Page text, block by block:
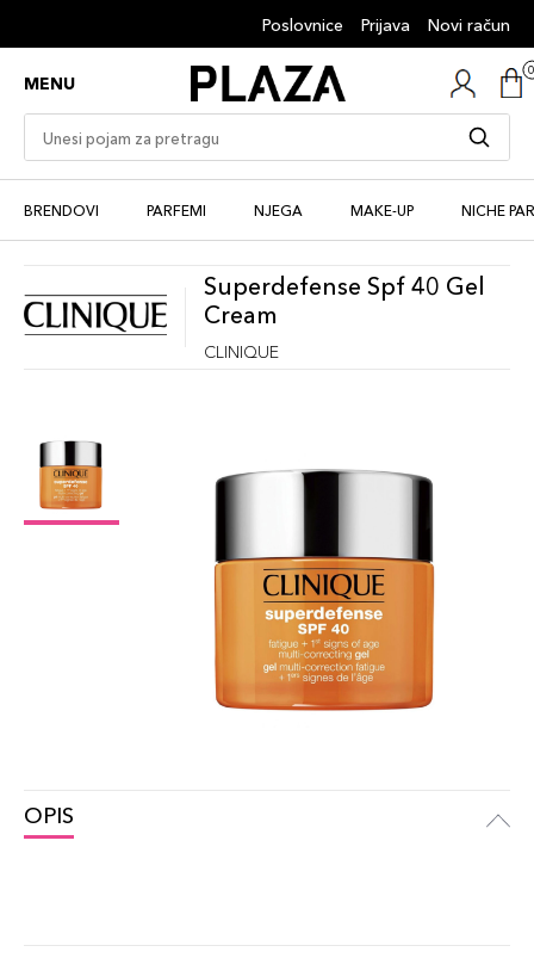
Poslovnice Prijava Novi račun
MENU
BRENDOVI PARFEMI NJEGA MAKE-UP NICHE
Superdefense Spf 40 Gel
Cream
CLINIQUE
OPIS